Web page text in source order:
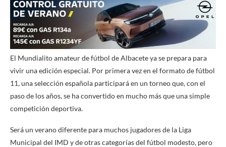
El Mundialito amateur de fútbol de Albacete ya se prepara para
vivir una edición especial. Por primera vez en el formato de fútbol
11, una selección española participará en un torneo que, con el
paso de los años, se ha convertido en mucho más que una simple
competición deportiva.
Será un verano diferente para muchos jugadores de la Liga
Municipal del IMD y de otras categorías del fútbol modesto, pero